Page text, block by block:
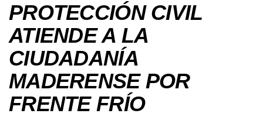
PROTECCIÓN CIVIL
ATIENDE A LA
CIUDADANÍA
MADERENSE POR
FRENTE FRÍO